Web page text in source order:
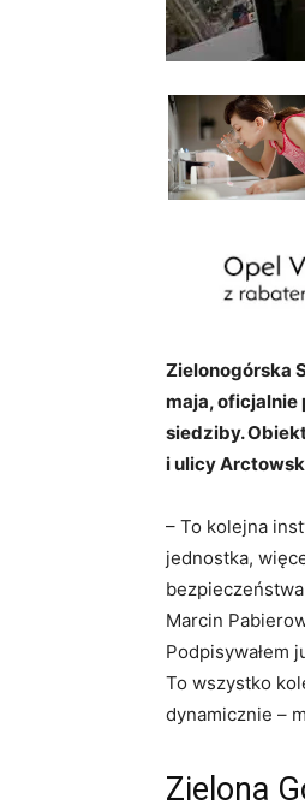
Zielonogórska
maja, oficjalnie
siedziby.
i ulicy
– To kolejna
jednostka,
Marcin
Podpisywałem
To wszystko
dynamicznie –
Zielona